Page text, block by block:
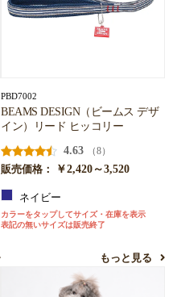
PBD7002
BEAMS DESIGN（ビームス デザ
イン）リード ヒッコリー
4.63
（8）
販売価格：
￥2,420～3,520
ネイビー
カラーをタップしてサイズ・在庫を表示
表記の無いサイズは販売終了
もっと見る